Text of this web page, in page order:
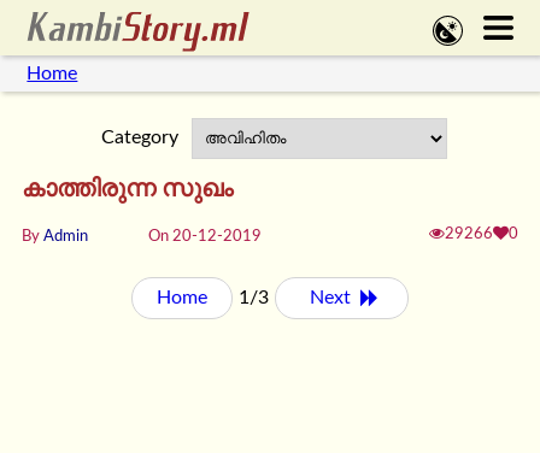
Home
Category
കാത്തിരുന്ന സുഖം
By Admin On 20-12-2019 29266 0
Home 1/3 Next